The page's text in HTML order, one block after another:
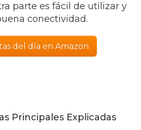
parte es fácil de utilizar y
conectividad.
del día en Amazon
Principales Explicadas